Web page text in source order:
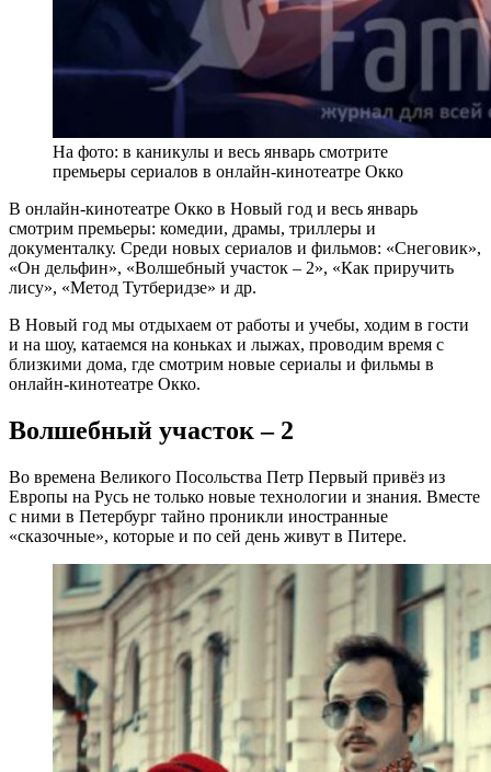
На фото: в каникулы и весь январь смотрите
премьеры сериалов в онлайн-кинотеатре Окко
В онлайн-кинотеатре Окко в Новый год и весь январь
смотрим премьеры: комедии, драмы, триллеры и
документалку. Среди новых сериалов и фильмов: «Снеговик»,
«Он дельфин», «Волшебный участок – 2», «Как приручить
лису», «Метод Тутберидзе» и др.
В Новый год мы отдыхаем от работы и учебы, ходим в гости
и на шоу, катаемся на коньках и лыжах, проводим время с
близкими дома, где смотрим новые сериалы и фильмы в
онлайн-кинотеатре Окко.
Волшебный участок – 2
Во времена Великого Посольства Петр Первый привёз из
Европы на Русь не только новые технологии и знания. Вместе
с ними в Петербург тайно проникли иностранные
«сказочные», которые и по сей день живут в Питере.